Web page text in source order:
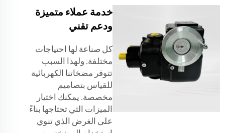
خدمة عملاء متميزة
ودعم تقني
كل صناعة لها احتياجات
مختلفة. ولهذا السبب
تتوفر مضخاتنا الكهربائية
للقياس بتصاميم
مخصصة. يمكنك اختيار
الميزات التي تحتاجها بناءً
على الغرض الذي تنوي